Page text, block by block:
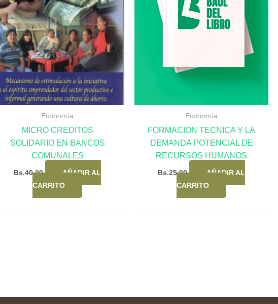
Economía
MICRO CREDITOS
SOLIDARIO EN BANCOS
COMUNALES
Bs.40,00
AÑADIR AL
CARRITO
Economía
FORMACION TECNICA Y LA
DEMANDA POTENCIAL DE
RECURSOS HUMANOS
Bs.25,00
AÑADIR AL
CARRITO